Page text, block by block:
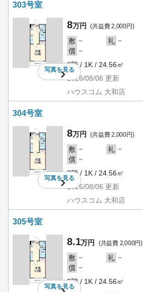
303号室
写真を見る
8万円 (共益費 2,000円)
敷 － 礼 －
償 －
3階 / 1K / 24.56㎡
2026/08/06 更新
ハウスコム 大和店
304号室
写真を見る
8万円 (共益費 2,000円)
敷 － 礼 －
償 －
3階 / 1K / 24.56㎡
2026/08/06 更新
ハウスコム 大和店
305号室
写真を見る
8.1万円 (共益費 2,000円)
敷 － 礼 －
償 －
3階 / 1K / 24.56㎡